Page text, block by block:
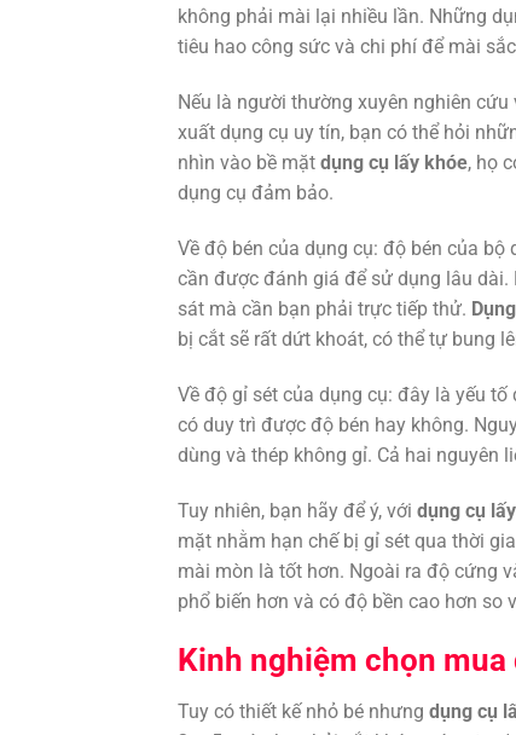
không phải mài lại nhiều lần. Những
tiêu hao công sức và chi phí để mài
Nếu là người thường xuyên nghiên
xuất dụng cụ uy tín, bạn có thể hỏi
nhìn vào bề mặt dụng cụ lấy khóe, họ
dụng cụ đảm bảo.
Về độ bén của dụng cụ: độ bén của
cần được đánh giá để sử dụng lâu
sát mà cần bạn phải trực tiếp thử.
bị cắt sẽ rất dứt khoát, có thể tự bung
Về độ gỉ sét của dụng cụ: đây là yếu
có duy trì được độ bén hay không.
dùng và thép không gỉ. Cả hai nguyên
Tuy nhiên, bạn hãy để ý, với dụng cụ
mặt nhằm hạn chế bị gỉ sét qua thời
mài mòn là tốt hơn. Ngoài ra độ cứng
phổ biến hơn và có độ bền cao hơn so
Kinh nghiệm chọn
Tuy có thiết kế nhỏ bé nhưng dụng cụ